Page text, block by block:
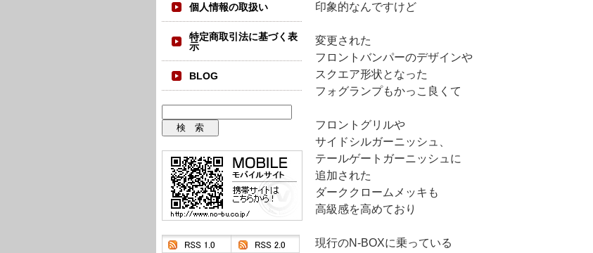
個人情報の取扱い
特定商取引法に基づく表
示
BLOG
印象的なんですけど
変更された
フロントバンパーのデザインや
スクエア形状となった
フォグランプもかっこ良くて
フロントグリルや
サイドシルガーニッシュ、
テールゲートガーニッシュに
追加された
ダーククロームメッキも
高級感を高めており
現行のN-BOXに乗っている